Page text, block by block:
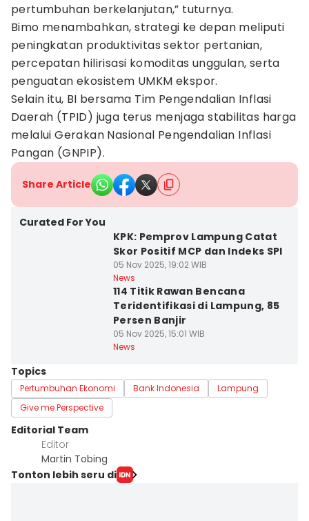
pertumbuhan berkelanjutan,” tuturnya.
Bimo menambahkan, strategi ke depan meliputi
peningkatan produktivitas sektor pertanian,
percepatan hilirisasi komoditas unggulan, serta
penguatan ekosistem UMKM ekspor.
Selain itu, BI bersama Tim Pengendalian Inflasi
Daerah (TPID) juga terus menjaga stabilitas harga
melalui Gerakan Nasional Pengendalian Inflasi
Pangan (GNPIP).
Share Article
Curated For You
KPK: Pemprov Lampung Catat
Skor Positif MCP dan Indeks SPI
05 Nov 2025, 19:02 WIB
News
114 Titik Rawan Bencana
Teridentifikasi di Lampung, 85
Persen Banjir
05 Nov 2025, 15:01 WIB
News
Topics
Pertumbuhan Ekonomi Bank Indonesia
Lampung
Give me Perspective
Editorial Team
Editor
Martin Tobing
Tonton lebih seru di